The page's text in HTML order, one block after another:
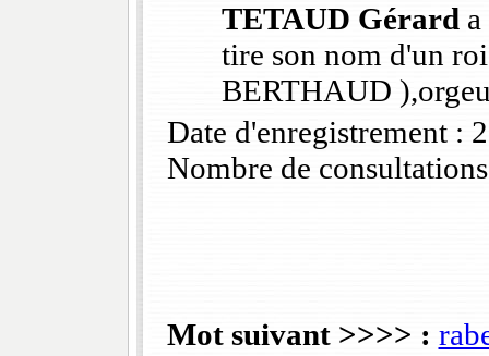
TETAUD Gérard
tire son nom d'un
BERTHAUD
Date d'enregistrement :
Nombre de
Mot suivant >>>> :